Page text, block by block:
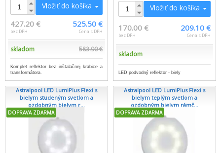
Vložiť do košíka
427.20 €
bez DPH
525.50 €
Cena s DPH
skladom 583.90 €
Komplet reflektor bez inštalačnej krabice a
transformátora.
Vložiť do košíka
170.00 €
bez DPH
209.10 €
Cena s DPH
skladom
LED podvodný reflektor - biely
Astralpool LED LumiPlus Flexi s
bielym studeným svetlom a
ozdobným bielym r...
DOPRAVA ZDARMA
Astralpool LED LumiPlus Flexi s
bielym teplým svetlom a
ozdobným bielym rámč...
DOPRAVA ZDARMA